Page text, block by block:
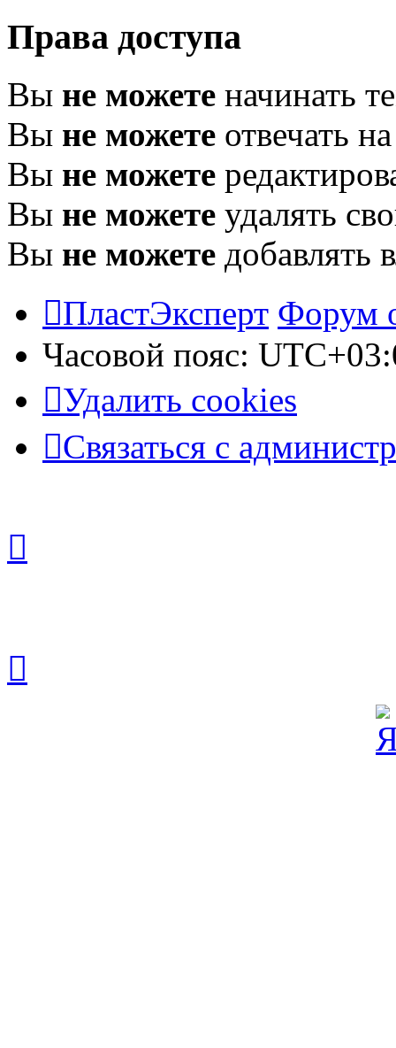
Права доступа
Вы не можете начинать
Вы не можете отвечать
Вы не можете
Вы не можете удалять
Вы не можете добавлять
ПластЭксперт Форум
Часовой пояс:
Удалить cookies
Связаться с